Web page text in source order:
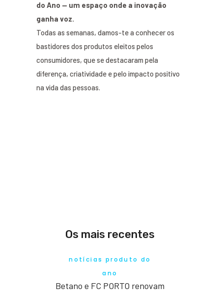
do Ano — um espaço onde a inovação
ganha voz.
Todas as semanas, damos-te a conhecer os
bastidores dos produtos eleitos pelos
consumidores, que se destacaram pela
diferença, criatividade e pelo impacto positivo
na vida das pessoas.
Os mais recentes
notícias produto do
ano
Betano e FC PORTO renovam